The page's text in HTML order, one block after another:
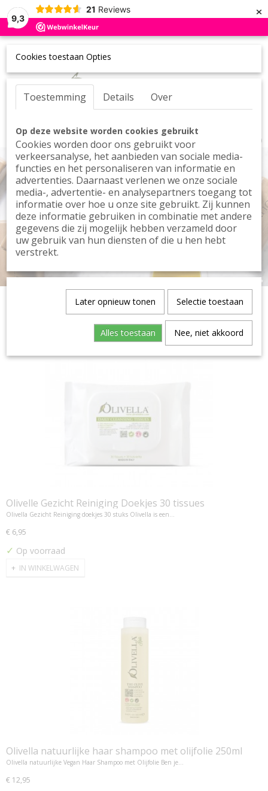
9,3
21 Reviews ×
Inloggen Registreren UW WINKELWAGEN
(0)
Olivelle Gezicht Reiniging Doekjes 30 tissues
Olivella Gezicht Reiniging doekjes 30 stuks Olivella is een…
€ 6,95
✓ Op voorraad
IN WINKELWAGEN
Olivella natuurlijke haar shampoo met olijfolie 250ml
Olivella natuurlijke Vegan Haar Shampoo met Olijfolie Ben je…
€ 12,95
Cookies toestaan Opties
Toestemming Details Over
Op deze website worden cookies gebruikt
Cookies worden door ons gebruikt voor
verkeersanalyse, het aanbieden van sociale media-
functies en het personaliseren van informatie en
advertenties. Daarnaast verlenen we onze sociale
media-, advertentie- en analysepartners toegang tot
informatie over hoe u onze site gebruikt. Zij kunnen
deze informatie gebruiken in combinatie met andere
gegevens die zij mogelijk hebben verzameld door
uw gebruik van hun diensten of die u hen hebt
verstrekt.
Later opnieuw tonen Selectie toestaan
Alles toestaan Nee, niet akkoord